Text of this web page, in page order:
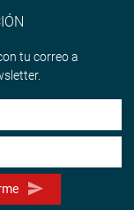
tu correo a